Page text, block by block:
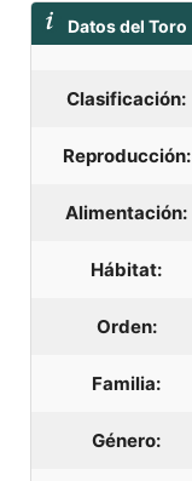
Datos del Toro
Clasificación:
Reproducción:
Alimentación:
Hábitat:
Orden:
Familia:
Género: